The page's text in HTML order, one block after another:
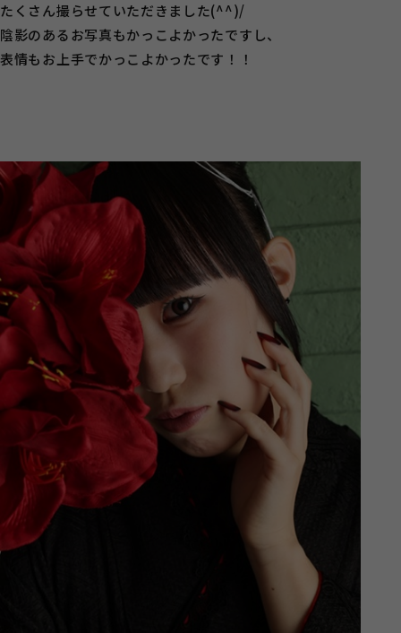
たくさん撮らせていただきました(^^)/
陰影のあるお写真もかっこよかったですし、
表情もお上手でかっこよかったです！！